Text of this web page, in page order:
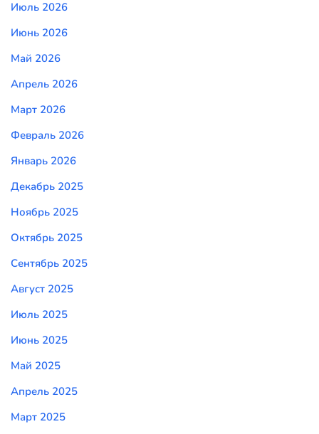
Июль 2026
Июнь 2026
Май 2026
Апрель 2026
Март 2026
Февраль 2026
Январь 2026
Декабрь 2025
Ноябрь 2025
Октябрь 2025
Сентябрь 2025
Август 2025
Июль 2025
Июнь 2025
Май 2025
Апрель 2025
Март 2025